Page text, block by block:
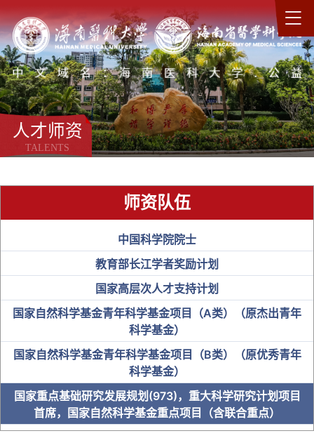
人才师资
TALENTS
师资队伍
中国科学院院士
教育部长江学者奖励计划
国家高层次人才支持计划
国家自然科学基金青年科学基金项目（A类）（原杰出青年
科学基金）
国家自然科学基金青年科学基金项目（B类）（原优秀青年
科学基金）
国家重点基础研究发展规划(973)，重大科学研究计划项目
首席，国家自然科学基金重点项目（含联合重点）